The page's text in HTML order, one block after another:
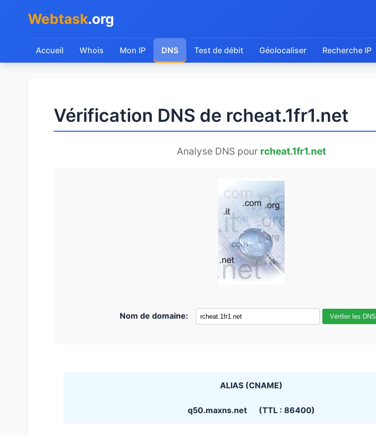
Webtask.org
Accueil Whois Mon IP DNS Test de débit Géolocaliser Recherche IP
Vérification DNS de rcheat.1fr1.net
Analyse DNS pour rcheat.1fr1.net
Nom de domaine: Vérifier les DNS
ALIAS (CNAME)
q50.maxns.net (TTL : 86400)